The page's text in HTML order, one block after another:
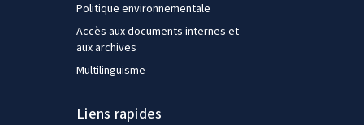
Politique environnementale
Accès aux documents internes et
aux archives
Multilinguisme
Liens rapides